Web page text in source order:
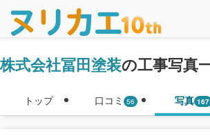
株式会社冨田塗装の工事写真
トップ 口コミ 56 写真 167